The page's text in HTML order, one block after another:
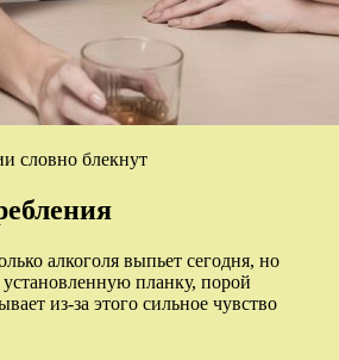
словно блекнут
алкоголя выпьет сегодня, но
планку, порой
из-за этого сильное чувство